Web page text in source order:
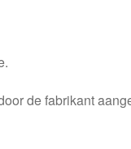
de fabrikant